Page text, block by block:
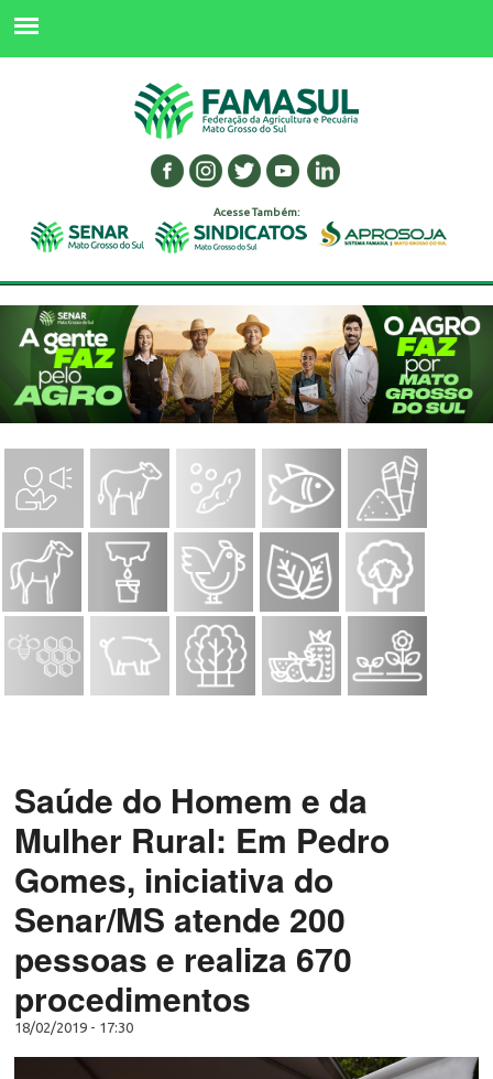
Acesse Também:
Saúde do Homem e da
Mulher Rural: Em Pedro
Gomes, iniciativa do
Senar/MS atende 200
pessoas e realiza 670
procedimentos
18/02/2019 - 17:30